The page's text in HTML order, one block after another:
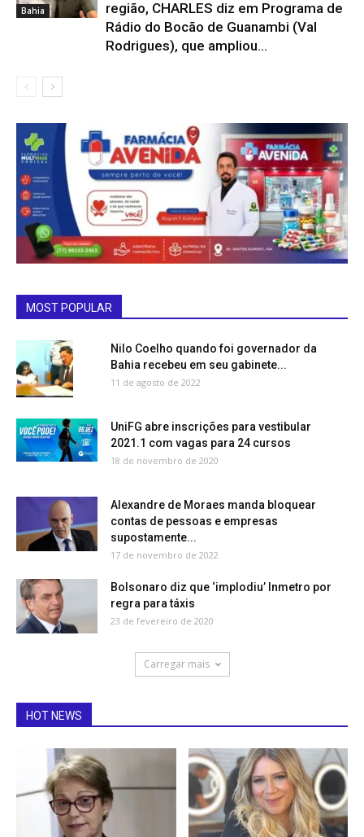
Bahia
região, CHARLES diz em Programa de
Rádio do Bocão de Guanambi (Val
Rodrigues), que ampliou...
MOST POPULAR
Nilo Coelho quando foi governador da
Bahia recebeu em seu gabinete...
11 de agosto de 2022
UniFG abre inscrições para vestibular
2021.1 com vagas para 24 cursos
18 de novembro de 2020
Alexandre de Moraes manda bloquear
contas de pessoas e empresas
supostamente...
17 de novembro de 2022
Bolsonaro diz que ‘implodiu’ Inmetro por
regra para táxis
23 de fevereiro de 2020
Carregar mais
HOT NEWS